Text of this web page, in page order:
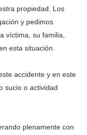
propiedad. Los
y pedimos
víctima, su familia,
esta situación.
accidente y en este
sucio o actividad
plenamente con